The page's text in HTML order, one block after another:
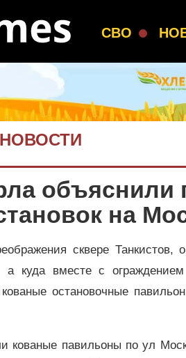
СВО
объяснили
на
сквере Танкистов,
а куда вместе с
остановочные
кованые павильоны по ул